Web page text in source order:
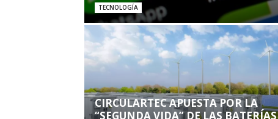
TECNOLOGÍA
CIRCULARTEC APUESTA POR LA
“SEGUNDA VIDA” DE LAS BATERÍAS